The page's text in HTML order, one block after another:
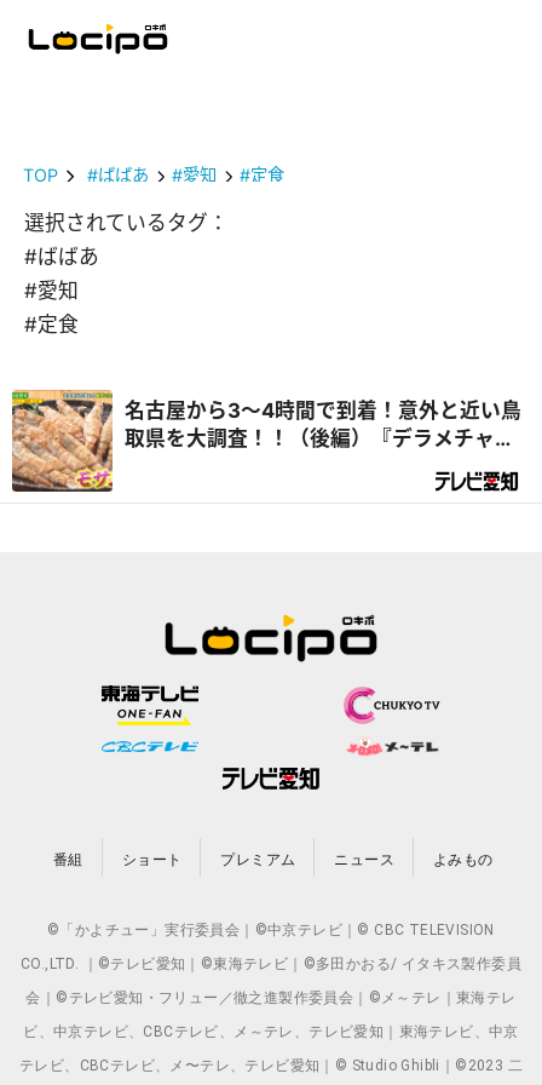
TOP #ばばあ #愛知 #定食
選択されているタグ：
#ばばあ
#愛知
#定食
名古屋から3～4時間で到着！意外と近い鳥
取県を大調査！！（後編）『デラメチャ気
番組 ショート プレミアム ニュース よみもの
©「かよチュー」実行委員会｜©中京テレビ｜© CBC TELEVISION
CO.,LTD. ｜©テレビ愛知｜©東海テレビ｜©多田かおる/ イタキス製作委員
会｜©テレビ愛知・フリュー／徹之進製作委員会｜©メ～テレ｜東海テレ
ビ、中京テレビ、CBCテレビ、メ～テレ、テレビ愛知｜東海テレビ、中京
テレビ、CBCテレビ、メ〜テレ、テレビ愛知｜© Studio Ghibli｜©2023 二